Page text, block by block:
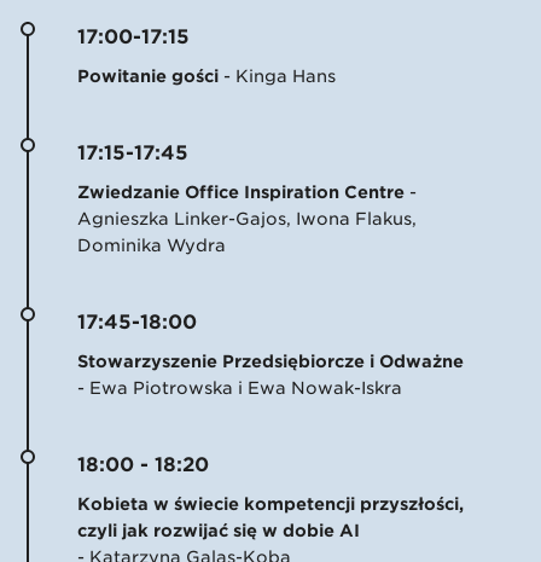
17:00-17:15
Powitanie gości - Kinga Hans
17:15-17:45
Zwiedzanie Office Inspiration Centre -
Agnieszka Linker-Gajos, Iwona Flakus,
Dominika Wydra
17:45-18:00
Stowarzyszenie Przedsiębiorcze i Odważne
- Ewa Piotrowska i Ewa Nowak-Iskra
18:00 - 18:20
Kobieta w świecie kompetencji przyszłości,
czyli jak rozwijać się w dobie AI
- Katarzyna Galas-Koba